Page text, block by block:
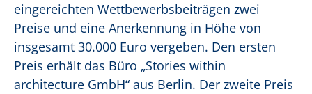
eingereichten Wettbewerbsbeiträgen zwei
Preise und eine Anerkennung in Höhe von
insgesamt 30.000 Euro vergeben. Den ersten
Preis erhält das Büro „Stories within
architecture GmbH“ aus Berlin. Der zweite Preis